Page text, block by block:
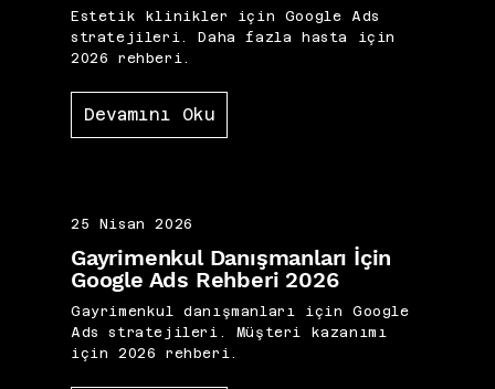
Estetik klinikler için Google Ads
stratejileri. Daha fazla hasta için
2026 rehberi.
Devamını Oku
25 Nisan 2026
Gayrimenkul Danışmanları İçin
Google Ads Rehberi 2026
Gayrimenkul danışmanları için Google
Ads stratejileri. Müşteri kazanımı
için 2026 rehberi.